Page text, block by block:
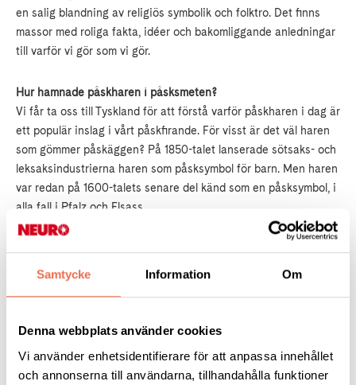
Samtycke Information Om
Denna webbplats använder cookies
Vi använder enhetsidentifierare för att anpassa innehållet
och annonserna till användarna, tillhandahålla funktioner
en salig blandning av religiös symbolik och folktro. Det finns
massor med roliga fakta, idéer och bakomliggande anledningar
till varför vi gör som vi gör.
Hur hamnade påskharen i påsksmeten?
Vi får ta oss till Tyskland för att förstå varför påskharen i dag är
ett populär inslag i vårt påskfirande. För visst är det väl haren
som gömmer påskäggen? På 1850-talet lanserade sötsaks- och
leksaksindustrierna haren som påsksymbol för barn. Men haren
var redan på 1600-talets senare del känd som en påsksymbol, i
alla fall i Pfalz och Elsass.
på flera håll i Sverige. Men förr var man tvungen att lagra
Sverige, bland annat Jämtland, berättas att ”pingstägg” var
vanligare än påskägg då det ofta var svårt att få ägg till påsk
eftersom värpningen kom igång lite senare.